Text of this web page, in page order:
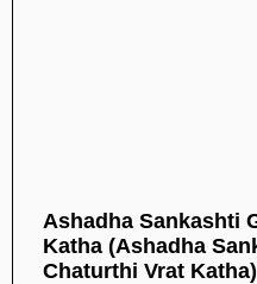
Ashadha Sankashti
Katha (Ashadha
Chaturthi Vrat Katha)